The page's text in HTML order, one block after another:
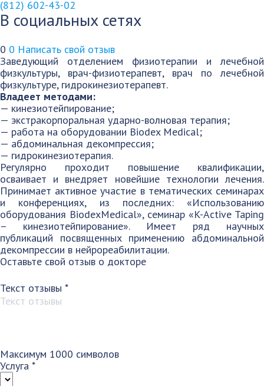
(812) 602-43-02
В социальных сетях
0 0 Написать свой отзыв
Заведующий отделением физиотерапии и лечебной
физкультуры, врач-физиотерапевт, врач по лечебной
физкультуре, гидрокинезиотерапевт.
Владеет методами:
— кинезиотейпирование;
— экстракорпоральная ударно-волновая терапия;
— работа на оборудовании Biodex Medical;
— абдоминальная декомпрессия;
— гидрокинезиотерапия.
Регулярно проходит повышение квалификации,
осваивает и внедряет новейшие технологии лечения.
Принимает активное участие в тематических семинарах
и конференциях, из последних: «Использованию
оборудования BiodexMedical», семинар «K-Active Taping
– кинезиотейпирование». Имеет ряд научных
публикаций посвященных применению абдоминальной
декомпрессии в нейрореабилитации.
Оставьте свой отзыв о докторе
Текст отзывы *
Максимум 1000 символов
Услуга *